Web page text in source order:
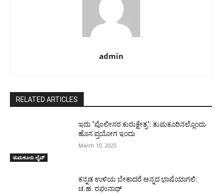
admin
RELATED ARTICLES
ತುಮಕೂರು ಲೈವ್
ಇದು ‘ಪೊಲೀಸರ ಕುರುಕ್ಷೇತ್ರ’: ತುಮಕೂರಿನಲ್ಲೊಂದು
ಹೊಸ ಪ್ರಯೋಗ ಇಂದು
March 10, 2025
ಕನ್ನಡ ಉಳಿಯ ಬೇಕಾದರೆ ಅನ್ನದ ಭಾಷೆಯಾಗಲಿ:
ಚ.ಹ. ರಘುನಾಥ್